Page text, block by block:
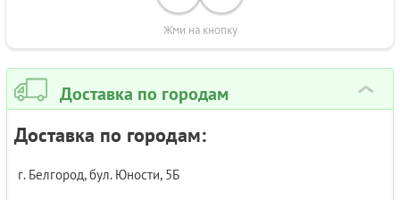
Жми на кнопку
Доставка по городам ›
Доставка по городам:
г. Белгород, бул. Юности, 5Б